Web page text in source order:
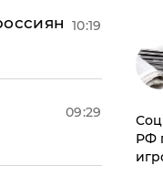
10:19
09:29
РФ